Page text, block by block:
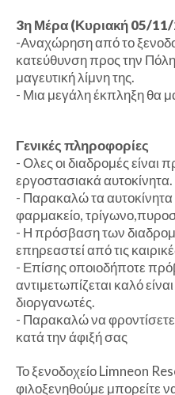
3η Μέρα (Κυριακή 05/
-Αναχώρηση από το
κατεύθυνση προς την
μαγευτική λίμνη της.
- Μια μεγάλη έκπληξη θα
Γενικές πληροφορίες
- Ολες οι διαδρομές είναι
εργοστασιακά αυτοκίνητα.
- Παρακαλώ τα αυτοκίνητα
φαρμακείο,
- Η πρόσβαση των
επηρεαστεί από τις
- Επίσης οποιοδήποτε
αντιμετωπίζεται καλό
διοργανωτές.
- Παρακαλώ να
κατά την άφιξή σας
Το ξενοδοχείο Limneon
φιλοξενηθούμε μπορείτε